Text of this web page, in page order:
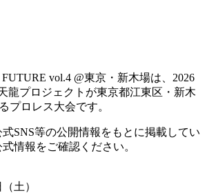
vol.4 @東京・新木場は、2026
龍プロジェクトが東京都江東区・新木
プロレス大会です。
SNS等の公開情報をもとに掲載してい
情報をご確認ください。
土）